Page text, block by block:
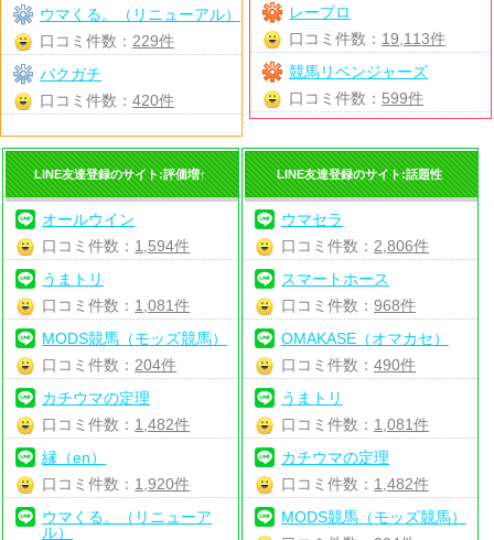
レープロ
口コミ件数： 19,113件
競馬リベンジャーズ
口コミ件数： 599件
ウマくる。（リニューアル）
口コミ件数： 229件
バクガチ
口コミ件数： 420件
LINE友達登録のサイト:評価増↑
オールウイン
口コミ件数： 1,594件
うまトリ
口コミ件数： 1,081件
MODS競馬（モッズ競馬）
口コミ件数： 204件
カチウマの定理
口コミ件数： 1,482件
縁（en）
口コミ件数： 1,920件
ウマくる。（リニューア
ル）
LINE友達登録のサイト:話題性
ウマセラ
口コミ件数： 2,806件
スマートホース
口コミ件数： 968件
OMAKASE（オマカセ）
口コミ件数： 490件
うまトリ
口コミ件数： 1,081件
カチウマの定理
口コミ件数： 1,482件
MODS競馬（モッズ競馬）